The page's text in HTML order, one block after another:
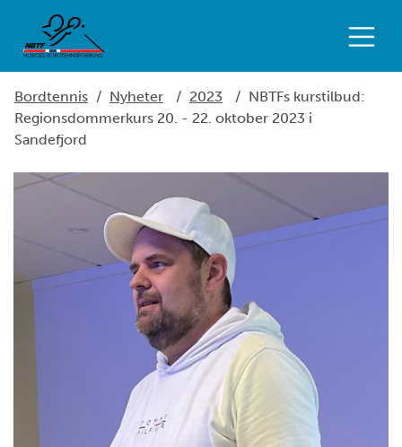
Bordtennis / Nyheter / 2023 / NBTFs kurstilbud:
Regionsdommerkurs 20. - 22. oktober 2023 i
Sandefjord